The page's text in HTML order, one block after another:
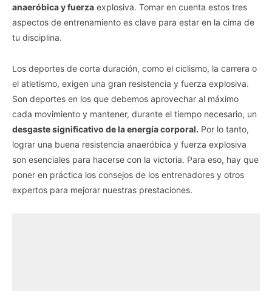
anaeróbica y fuerza explosiva. Tomar en cuenta estos tres
aspectos de entrenamiento es clave para estar en la cima de
tu disciplina.
Los deportes de corta duración, como el ciclismo, la carrera o
el atletismo, exigen una gran resistencia y fuerza explosiva.
Son deportes en los que debemos aprovechar al máximo
cada movimiento y mantener, durante el tiempo necesario, un
desgaste significativo de la energía corporal. Por lo tanto,
lograr una buena resistencia anaeróbica y fuerza explosiva
son esenciales para hacerse con la victoria. Para eso, hay que
poner en práctica los consejos de los entrenadores y otros
expertos para mejorar nuestras prestaciones.